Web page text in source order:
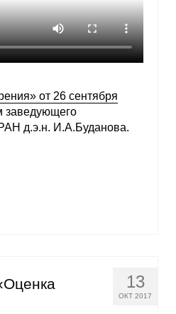
от 26 сентября
заведующего
д.э.н. И.А.Буданова.
13
ОКТ 2017